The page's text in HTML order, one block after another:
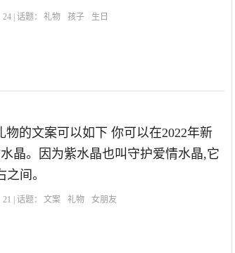
24 | 话题： 礼物 孩子 生日
的文案可以如下 你可以在2022年新
晶。因为紫水晶也叫守护爱情水晶,它
间。
21 | 话题： 文案 礼物 女朋友